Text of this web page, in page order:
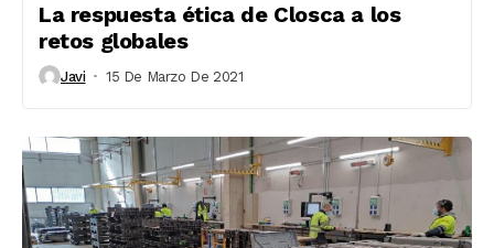
La respuesta ética de Closca a los
retos globales
Javi 15 De Marzo De 2021